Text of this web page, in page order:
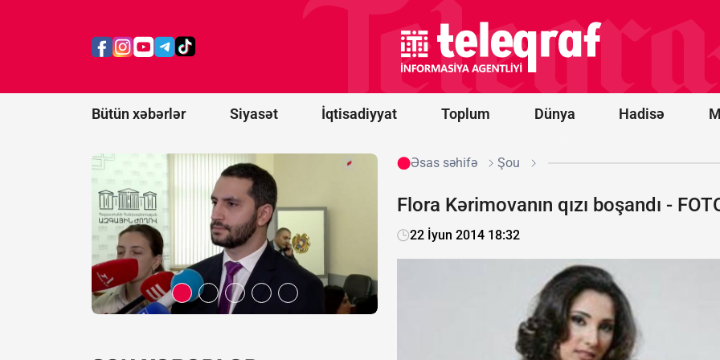
Bütün xəbərlər Siyasət İqtisadiyyat Toplum Dünya Hadisə
də Ermənistan
qaldırdı
çağıran
din
adamına
cinayət işi
açıldı -
Əsas səhifə Şou
Flora Kərimovanın qızı boşandı -
22 İyun 2014 18:32